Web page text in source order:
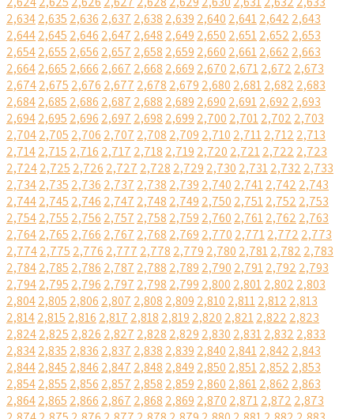
2,6342,635 2,636 2,637 2,638 2,639 2,640 2,6412,642 2,643
2,6442,645 2,646 2,647 2,648 2,649 2,650 2,6512,652 2,653
2,6542,655 2,656 2,657 2,658 2,659 2,660 2,6612,662 2,663
2,6642,665 2,666 2,667 2,668 2,669 2,670 2,6712,672 2,673
2,6742,675 2,676 2,677 2,678 2,679 2,680 2,6812,682 2,683
2,6842,685 2,686 2,687 2,688 2,689 2,690 2,6912,692 2,693
2,6942,695 2,696 2,697 2,698 2,699 2,700 2,7012,702 2,703
2,7042,705 2,706 2,707 2,708 2,709 2,710 2,7112,712 2,713
2,7142,715 2,716 2,717 2,718 2,719 2,720 2,7212,722 2,723
2,7242,725 2,726 2,727 2,728 2,729 2,730 2,7312,732 2,733
2,7342,735 2,736 2,737 2,738 2,739 2,740 2,7412,742 2,743
2,7442,745 2,746 2,747 2,748 2,749 2,750 2,7512,752 2,753
2,7542,755 2,756 2,757 2,758 2,759 2,760 2,7612,762 2,763
2,7642,765 2,766 2,767 2,768 2,769 2,770 2,7712,772 2,773
2,7742,775 2,776 2,777 2,778 2,779 2,780 2,7812,782 2,783
2,7842,785 2,786 2,787 2,788 2,789 2,790 2,7912,792 2,793
2,7942,795 2,796 2,797 2,798 2,799 2,800 2,8012,802 2,803
2,8042,805 2,806 2,807 2,808 2,809 2,810 2,8112,812 2,813
2,8142,815 2,816 2,817 2,818 2,819 2,820 2,8212,822 2,823
2,8242,825 2,826 2,827 2,828 2,829 2,830 2,8312,832 2,833
2,8342,835 2,836 2,837 2,838 2,839 2,840 2,8412,842 2,843
2,8442,845 2,846 2,847 2,848 2,849 2,850 2,8512,852 2,853
2,8542,855 2,856 2,857 2,858 2,859 2,860 2,8612,862 2,863
2,8642,865 2,866 2,867 2,868 2,869 2,870 2,8712,872 2,873